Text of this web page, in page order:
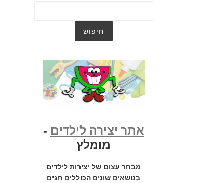
אתר יצירה לילדים -
מומלץ
מבחר עצום של יצירות לילדים
בנושאים שונים הכוללים חגים